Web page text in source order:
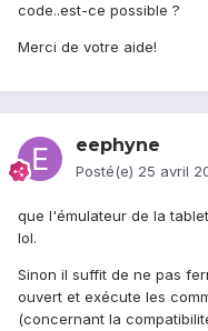
code..est-ce possible ?
Merci de votre aide!
eephyne
Posté(e) 25 avril
que l'émulateur de la
lol.
Sinon il suffit de ne pas
ouvert et exécute les
(concernant la